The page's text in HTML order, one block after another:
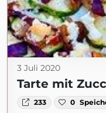
3 Juli 2020
Tarte mit
233 0